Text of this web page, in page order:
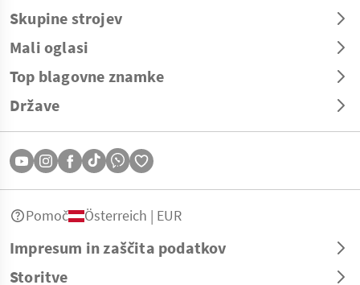
Skupine strojev
Mali oglasi
Top blagovne znamke
Države
Impresum in zaščita podatkov
Storitve
Pomoč Österreich | EUR